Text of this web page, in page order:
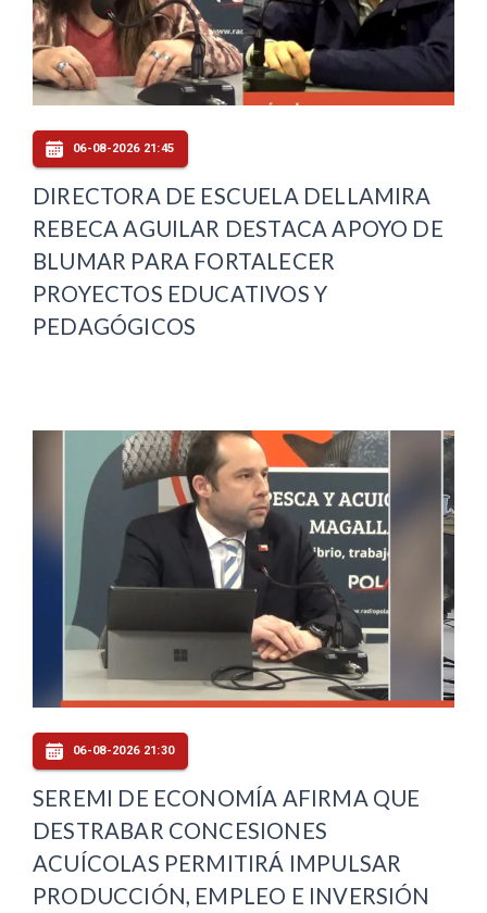
06-08-2026 21:45
DIRECTORA DE ESCUELA DELLAMIRA
REBECA AGUILAR DESTACA APOYO DE
BLUMAR PARA FORTALECER
PROYECTOS EDUCATIVOS Y
PEDAGÓGICOS
06-08-2026 21:30
SEREMI DE ECONOMÍA AFIRMA QUE
DESTRABAR CONCESIONES
ACUÍCOLAS PERMITIRÁ IMPULSAR
PRODUCCIÓN, EMPLEO E INVERSIÓN